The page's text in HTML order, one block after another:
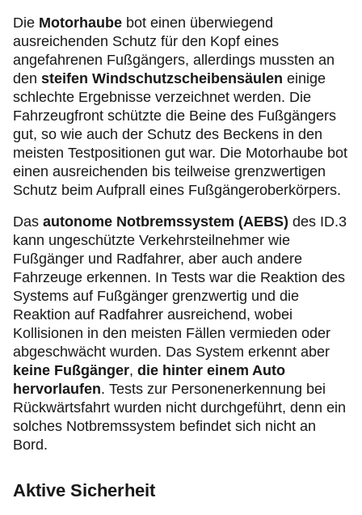
Die Motorhaube bot einen überwiegend
ausreichenden Schutz für den Kopf eines
angefahrenen Fußgängers, allerdings mussten an
den steifen Windschutzscheibensäulen einige
schlechte Ergebnisse verzeichnet werden. Die
Fahrzeugfront schützte die Beine des Fußgängers
gut, so wie auch der Schutz des Beckens in den
meisten Testpositionen gut war. Die Motorhaube bot
einen ausreichenden bis teilweise grenzwertigen
Schutz beim Aufprall eines Fußgängeroberkörpers.
Das autonome Notbremssystem (AEBS) des ID.3
kann ungeschützte Verkehrsteilnehmer wie
Fußgänger und Radfahrer, aber auch andere
Fahrzeuge erkennen. In Tests war die Reaktion des
Systems auf Fußgänger grenzwertig und die
Reaktion auf Radfahrer ausreichend, wobei
Kollisionen in den meisten Fällen vermieden oder
abgeschwächt wurden. Das System erkennt aber
keine Fußgänger, die hinter einem Auto
hervorlaufen. Tests zur Personenerkennung bei
Rückwärtsfahrt wurden nicht durchgeführt, denn ein
solches Notbremssystem befindet sich nicht an
Bord.
Aktive Sicherheit